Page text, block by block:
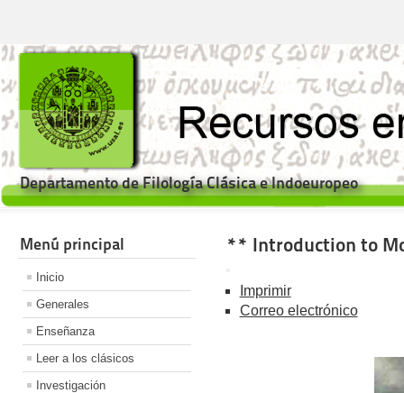
Departamento de Filología Clásica e Indoeuropeo
Menú principal
Inicio
Generales
Enseñanza
Leer a los clásicos
Investigación
** Introduction to
Imprimir
Correo electrónico